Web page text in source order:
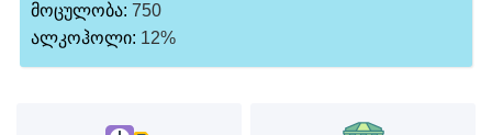
მოცულობა: 750
ალკოჰოლი: 12%